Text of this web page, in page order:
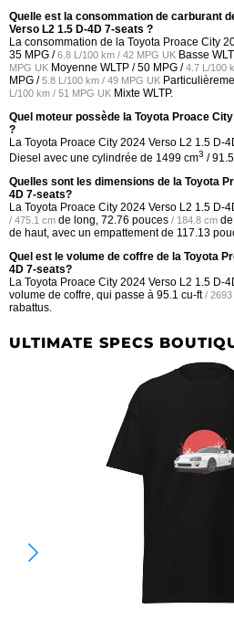
Quelle est la consommation de carburant
Verso L2 1.5 D-4D 7-seats ?
La consommation de la Toyota Proace City
35 MPG /6.8 L/100 km / 42 MPG UK Basse
MPG UK Moyenne WLTP /50 MPG /4.7 L/100
MPG /5.8 L/100 km / 49 MPG UK
L/100 km / 51 MPG UK Mixte WLTP.
Quel moteur possède la Toyota Proace
?
La Toyota Proace City 2024 Verso L2 1.5 D-
Diesel avec une cylindrée de 1499 cm3 /
Quelles sont les dimensions de la Toyota
4D 7-seats?
La Toyota Proace City 2024 Verso L2 1.5 D-
/ 475.1 cm de long, 72.76 pouces / 184.8 cm
de haut, avec un empattement de 117.13
Quel est le volume de coffre de la Toyota
4D 7-seats?
La Toyota Proace City 2024 Verso L2 1.5 D-
volume de coffre, qui passe à 95.1 cu-ft / 2693
rabattus.
ULTIMATE SPECS